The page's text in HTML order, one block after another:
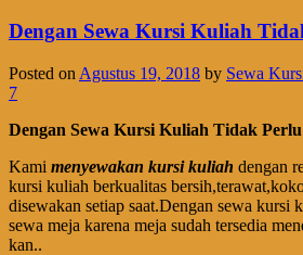
Dengan Sewa Kursi Kuliah
Posted on Agustus 19, 2018 by Sewa
7
Dengan Sewa Kursi Kuliah Tidak
Kami menyewakan kursi kuliah dengan
kursi kuliah berkualitas
disewakan setiap saat.Dengan sewa kursi
sewa meja karena meja sudah tersedia
kan..